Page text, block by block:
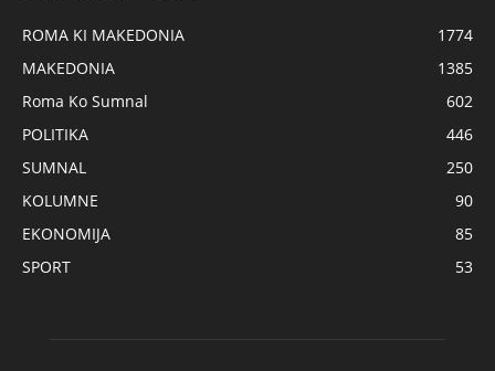
ROMA KI MAKEDONIA
1774
MAKEDONIA
1385
Roma Ko Sumnal
602
POLITIKA
446
SUMNAL
250
KOLUMNE
90
EKONOMIJA
85
SPORT
53